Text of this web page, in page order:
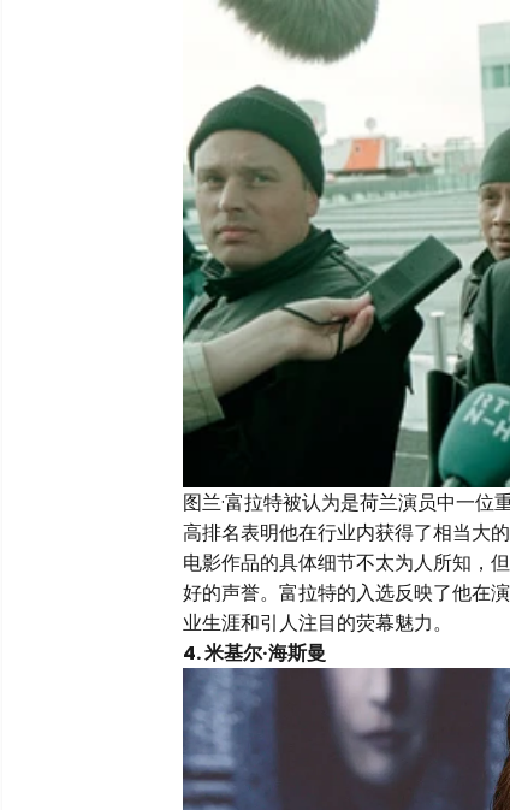
图兰·富拉特被认为是荷兰演员中一
高排名表明他在行业内获得了相当大
电影作品的具体细节不太为人所知，
好的声誉。富拉特的入选反映了他在
业生涯和引人注目的荧幕魅力。
4. 米基尔·海斯曼